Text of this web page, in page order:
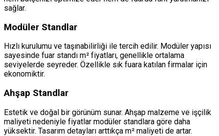
sağlar.
Modüler Standlar
Hızlı kurulumu ve taşınabilirliği ile tercih edilir. Modüler yapısı
sayesinde fuar standı m² fiyatları, genellikle ortalama
seviyelerde seyreder. Özellikle sık fuara katılan firmalar için
ekonomiktir.
Ahşap Standlar
Estetik ve doğal bir görünüm sunar. Ahşap malzeme ve işçilik
maliyeti nedeniyle fiyatlar modüler standlara göre daha
yüksektir. Tasarım detayları arttıkça m² maliyeti de artar.